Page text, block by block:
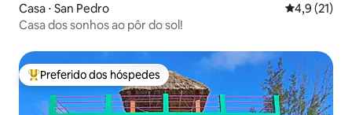
Casa ⋅ San Pedro 4,9 de uma
4,9 (21)
Casa dos sonhos ao pôr do sol!
Entre os melhores preferidos dos hóspedes
Preferido dos hóspedes